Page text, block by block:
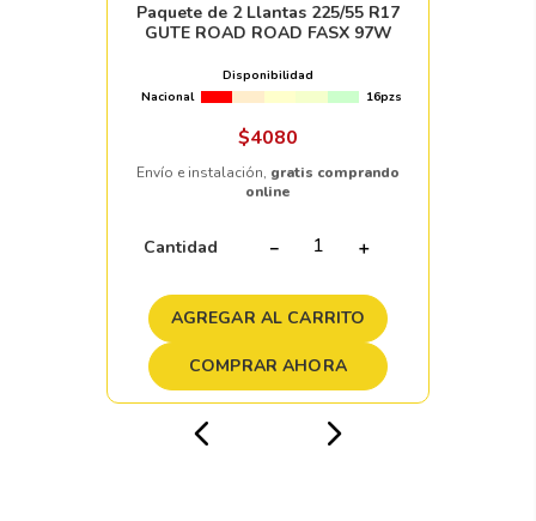
Paquete de 2 Llantas 225/55 R17
GUTE ROAD ROAD FASX 97W
Disponibilidad
Nacional
16pzs
$4080
Envío e instalación, gratis comprando
online
Cantidad ＋
－
AGREGAR AL CARRITO
COMPRAR AHORA